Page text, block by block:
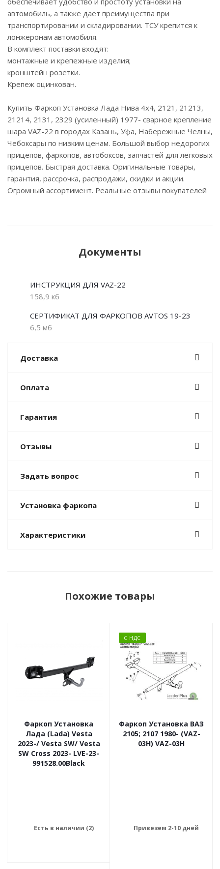
автомобиль, а также дает преимущества при
транспортировании и складировании. ТСУ крепится к
лонжеронам автомобиля.
В комплект поставки входят:
монтажные и крепежные изделия;
кронштейн розетки.
Крепеж оцинкован.
Купить Фаркоп Установка Лада Нива 4x4, 2121, 21213,
21214, 2131, 2329 (усиленный) 1977- сварное крепление
шара VAZ-22 в городах Казань, Уфа, Набережные Челны,
Чебоксары по низким ценам. Большой выбор недорогих
прицепов, фаркопов, автобоксов, запчастей для легковых
прицепов. Быстрая доставка. Оригинальные товары,
гарантия, рассрочка, распродажи, скидки и акции.
Огромный ассортимент. Реальные отзывы покупателей
Документы
ИНСТРУКЦИЯ ДЛЯ VAZ-22
158,9 кб
СЕРТИФИКАТ ДЛЯ ФАРКОПОВ AVTOS 19-23
6,5 мб
Доставка
Оплата
Гарантия
Отзывы
Задать вопрос
Установка фаркопа
Характеристики
Похожие товары
Фаркоп Установка
Лада (Lada) Vesta
2023-/ Vesta SW/ Vesta
SW Cross 2023- LVE-23-
991528.00Black
Есть в наличии (2)
С НДС
Фаркоп Установка ВАЗ
2105; 2107 1980- (VAZ-
03H) VAZ-03H
Привезем 2-10 дней